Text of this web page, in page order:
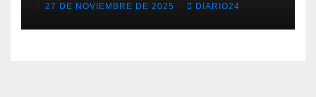
27 DE NOVIEMBRE DE 2025 DIARIO24